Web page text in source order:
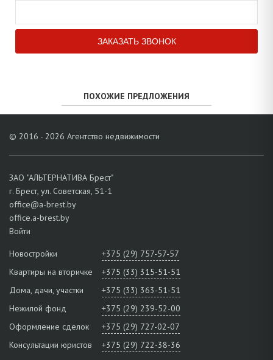
ПОХОЖИЕ ПРЕДЛОЖЕНИЯ
© 2016 - 2026 Агентство недвижимости
ЗАО "АЛЬТЕРНАТИВА Брест"
г. Брест, ул. Советская, 51-1
office@a-brest.by
office.a-brest.by
Войти
Новостройки
+375 (29) 757-57-57
Квартиры на вторичке
+375 (33) 315-51-51
Дома, дачи, участки
+375 (33) 363-51-51
Нежилой фонд
+375 (29) 239-52-00
Оформление сделок
+375 (29) 727-02-07
Консультации юристов
+375 (29) 722-38-36